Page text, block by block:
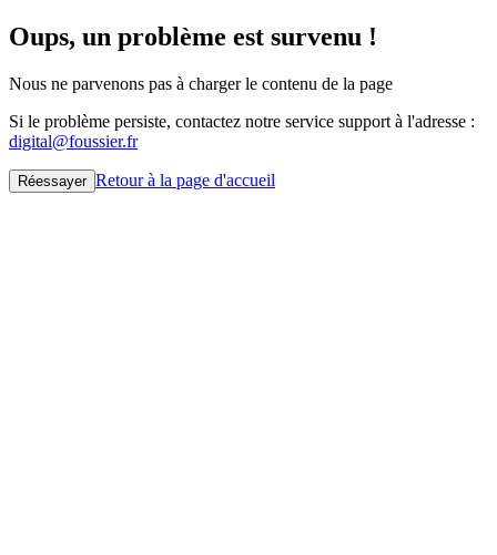
Oups, un problème est survenu !
Nous ne parvenons pas à charger le contenu de la page
Si le problème persiste, contactez notre service support à l'adresse :
digital@foussier.fr
Réessayer Retour à la page d'accueil